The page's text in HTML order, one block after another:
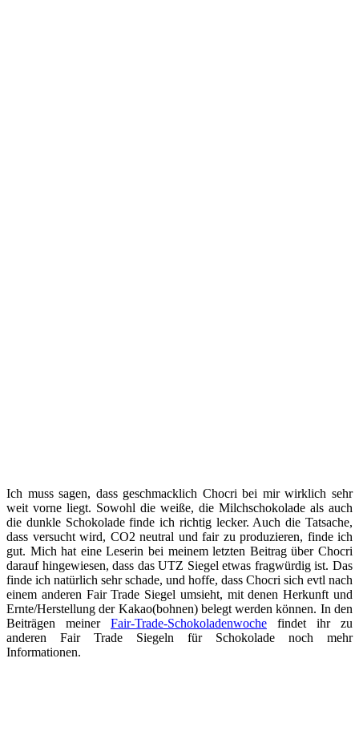
Ich muss sagen, dass geschmacklich Chocri bei mir wirklich sehr
weit vorne liegt. Sowohl die weiße, die Milchschokolade als auch
die dunkle Schokolade finde ich richtig lecker. Auch die Tatsache,
dass versucht wird, CO2 neutral und fair zu produzieren, finde ich
gut. Mich hat eine Leserin bei meinem letzten Beitrag über Chocri
darauf hingewiesen, dass das UTZ Siegel etwas fragwürdig ist. Das
finde ich natürlich sehr schade, und hoffe, dass Chocri sich evtl nach
einem anderen Fair Trade Siegel umsieht, mit denen Herkunft und
Ernte/Herstellung der Kakao(bohnen) belegt werden können. In den
Beiträgen meiner Fair-Trade-Schokoladenwoche findet ihr zu
anderen Fair Trade Siegeln für Schokolade noch mehr
Informationen.